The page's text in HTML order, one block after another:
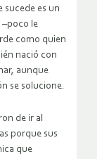
sucede es un
le
como quien
nació con
aunque
se solucione.
de ir al
porque sus
que